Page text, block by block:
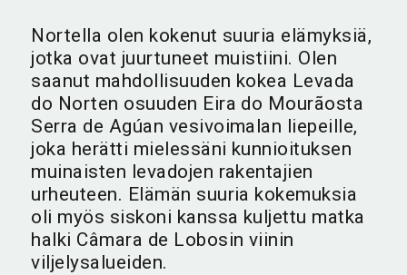
Nortella olen kokenut suuria elämyksiä,
jotka ovat juurtuneet muistiini. Olen
saanut mahdollisuuden kokea Levada
do Norten osuuden Eira do Mourãosta
Serra de Agúan vesivoimalan liepeille,
joka herätti mielessäni kunnioituksen
muinaisten levadojen rakentajien
urheuteen. Elämän suuria kokemuksia
oli myös siskoni kanssa kuljettu matka
halki Câmara de Lobosin viinin
viljelysalueiden.